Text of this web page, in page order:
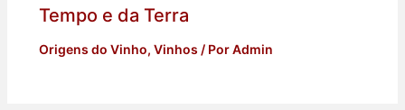
Tempo e da Terra
Origens do Vinho, Vinhos / PorAdmin